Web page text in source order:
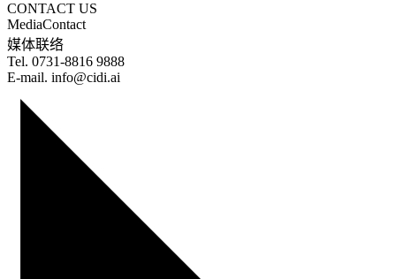
CONTACT US
MediaContact
媒体联络
Tel. 0731-8816 9888
E-mail. info@cidi.ai